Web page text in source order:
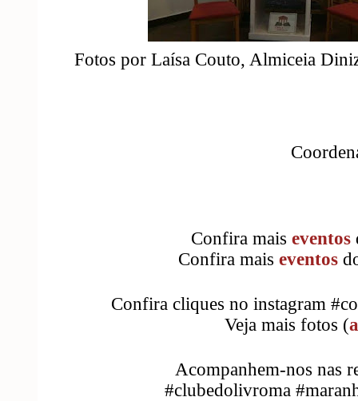
Fotos por Laísa Couto, Almiceia
Confira maiseventos
Confira mais eventos
Confira cliques no instagram
Veja mais fotos (
Acompanhem-nos nas
#clubedolivroma